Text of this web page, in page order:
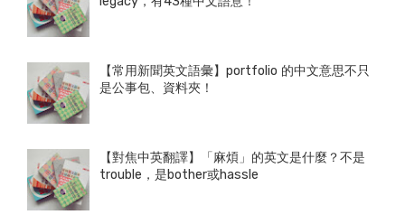
【常用新聞英文語彙】portfolio 的中文意思不只
是公事包、資料夾！
【對焦中英翻譯】「麻煩」的英文是什麼？不是
trouble，是bother或hassle